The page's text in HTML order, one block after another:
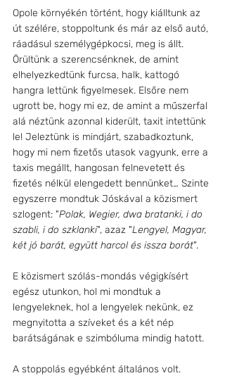
Opole környékén történt, hogy kiálltunk az
út szélére, stoppoltunk és már az első autó,
ráadásul személygépkocsi, meg is állt.
Örültünk a szerencsénknek, de amint
elhelyezkedtünk furcsa, halk, kattogó
hangra lettünk figyelmesek. Elsőre nem
ugrott be, hogy mi ez, de amint a műszerfal
alá néztünk azonnal kiderült, taxit intettünk
le! Jeleztünk is mindjárt, szabadkoztunk,
hogy mi nem fizetős utasok vagyunk, erre a
taxis megállt, hangosan felnevetett és
fizetés nélkül elengedett bennünket… Szinte
egyszerre mondtuk Jóskával a közismert
szlogent: "Polak, Wegier, dwa bratanki, i do
szabli, i do szklanki", azaz "Lengyel, Magyar,
két jó barát, együtt harcol és issza borát".
E közismert szólás-mondás végigkísért
egész utunkon, hol mi mondtuk a
lengyeleknek, hol a lengyelek nekünk, ez
megnyitotta a szíveket és a két nép
barátságának e szimbóluma mindig hatott.
A stoppolás egyébként általános volt.